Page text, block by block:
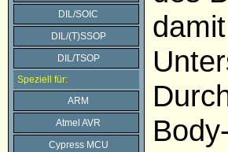
DIL/SOIC
DIL/(T)SSOP
DIL/TSOP
Speziell für:
ARM
Atmel AVR
Cypress MCU